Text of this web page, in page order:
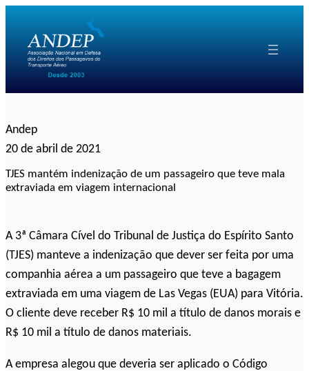
conteúdo
Andep
20 de abril de 2021
TJES mantém indenização de um passageiro que teve mala
extraviada em viagem internacional
A 3ª Câmara Cível do Tribunal de Justiça do Espírito Santo
(TJES) manteve a indenização que dever ser feita por uma
companhia aérea a um passageiro que teve a bagagem
extraviada em uma viagem de Las Vegas (EUA) para Vitória.
O cliente deve receber R$ 10 mil a título de danos morais e
R$ 10 mil a título de danos materiais.
A empresa alegou que deveria ser aplicado o Código